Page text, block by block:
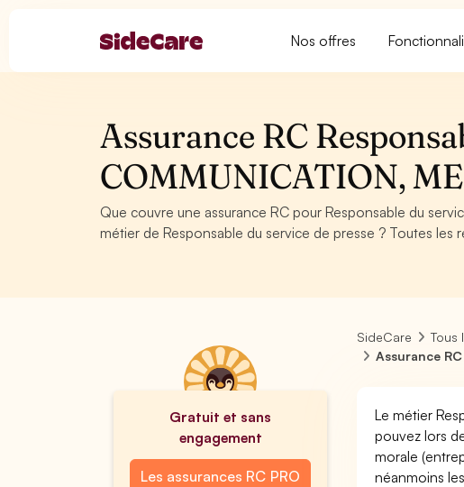
Nos offres
Assurance RC
COMMUNICATION,
Que couvre une assurance RC pour Responsable du
métier de Responsable du service de presse ? Toutes les
Gratuit et sans
engagement
Les assurances RC PRO
SideCare Tous
Assurance
Le métier
pouvez lors
morale
néanmoins